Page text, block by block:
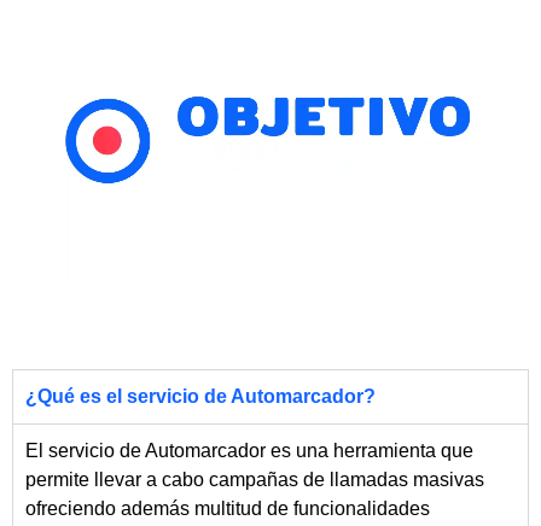
¿Qué es el servicio de Automarcador?
El servicio de Automarcador es una herramienta que
permite llevar a cabo campañas de llamadas masivas
ofreciendo además multitud de funcionalidades